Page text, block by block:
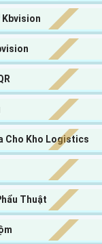
Kbvision
Cho Kho Logistics
Thuật